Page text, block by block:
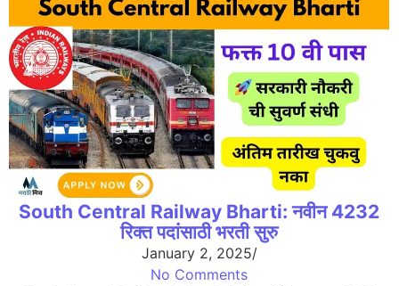
South Central Railway Bharti: नवीन 4232
रिक्त पदांसाठी भरती सुरु
January 2, 2025/
No Comments